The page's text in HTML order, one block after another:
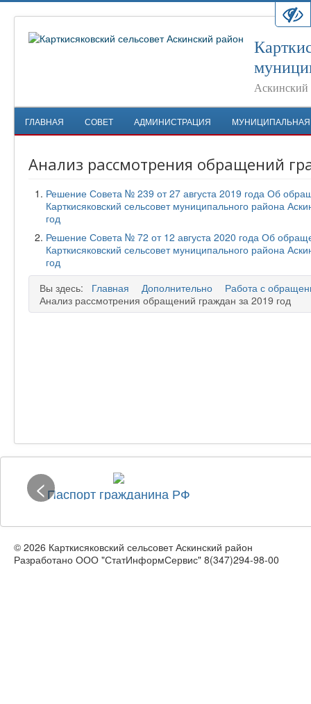
Аскинский
ГЛАВНАЯ СОВЕТ АДМИНИСТРАЦИЯ
Анализ рассмотрения обращений
Решение Совета № 239 от 27 августа 2019 года Об
Карткисяковский сельсовет муниципального района
год
Решение Совета № 72 от 12 августа 2020 года Об
Карткисяковский сельсовет муниципального района
год
Вы здесь:
Главная Дополнительно
Работа с
Анализ рассмотрения обращений граждан за 2019 год
Паспорт гражданина РФ
<
© 2026 Карткисяковский сельсовет Аскинский район
Разработано ООО "СтатИнформСервис" 8(347)294-98-00